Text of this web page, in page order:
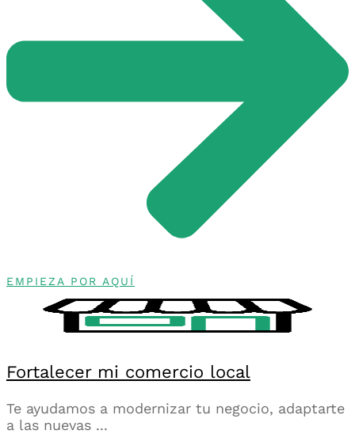
EMPIEZA POR AQUÍ
Fortalecer mi comercio local
Te ayudamos a modernizar tu negocio, adaptarte
a las nuevas ...